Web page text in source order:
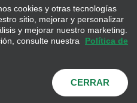
de privacidad
© 2026 Enterprise
derechos reservados
sitio, mejorar y personalizar
y mejorar nuestro marketing.
consulte nuestra Política de
CERRAR